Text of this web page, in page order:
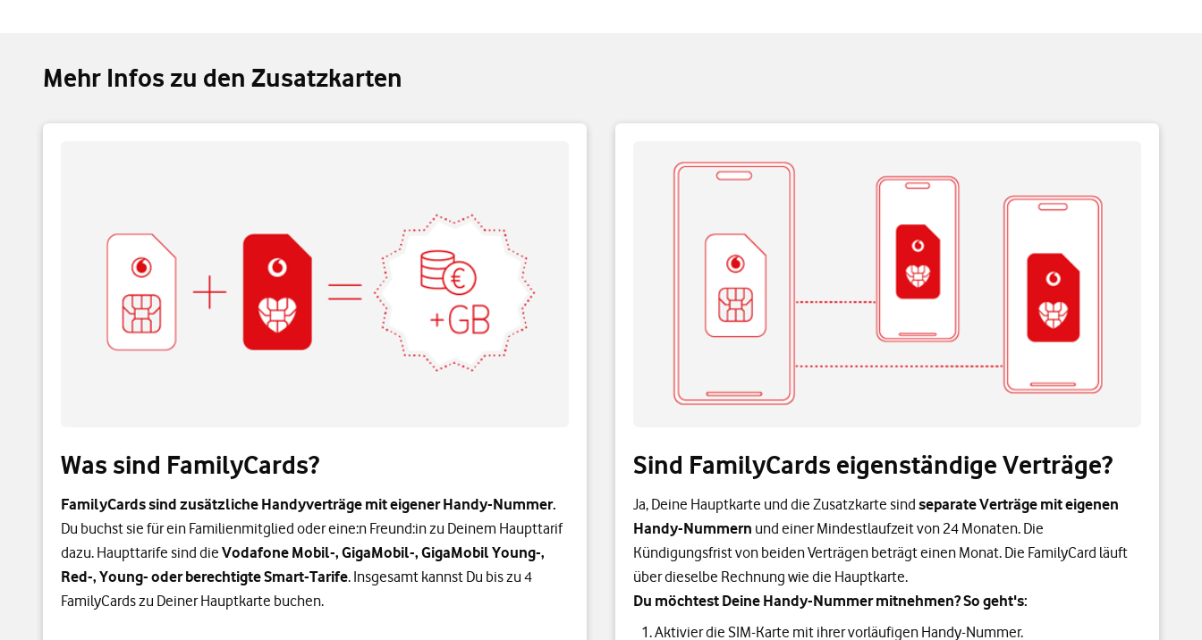
Mehr Infos zu den Zusatzkarten
Was sind FamilyCards?
FamilyCards sind zusätzliche Handyverträge mit eigener Handy-Nummer.
Du buchst sie für ein Familienmitglied oder eine:n Freund:in zu Deinem Haupttarif
dazu. Haupttarife sind die Vodafone Mobil-, GigaMobil-, GigaMobil Young-,
Red-, Young- oder berechtigte Smart-Tarife. Insgesamt kannst Du bis zu 4
FamilyCards zu Deiner Hauptkarte buchen.
Sind FamilyCards eigenständige Verträge?
Ja, Deine Hauptkarte und die Zusatzkarte sind separate Verträge mit eigenen
Handy-Nummern und einer Mindestlaufzeit von 24 Monaten. Die
Kündigungsfrist von beiden Verträgen beträgt einen Monat. Die FamilyCard läuft
über dieselbe Rechnung wie die Hauptkarte.
Du möchtest Deine Handy-Nummer mitnehmen? So geht's:
Aktivier die SIM-Karte mit ihrer vorläufigen Handy-Nummer.